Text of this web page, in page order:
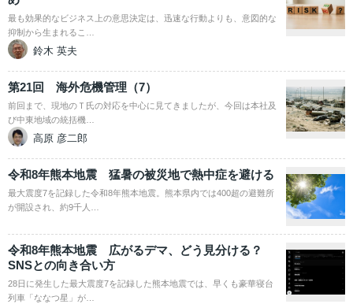
最も効果的なビジネス上の意思決定は、迅速な行動よりも、意図的な
抑制から生まれるこ…
鈴木 英夫
第21回 海外危機管理（7）
前回まで、現地のＴ氏の対応を中心に見てきましたが、今回は本社及
び中東地域の統括機…
高原 彦二郎
令和8年熊本地震 猛暑の被災地で熱中症を避ける
最大震度7を記録した令和8年熊本地震。熊本県内では400超の避難所
が開設され、約9千人…
令和8年熊本地震 広がるデマ、どう見分ける？
SNSとの向き合い方
28日に発生した最大震度7を記録した熊本地震では、早くも豪華寝台
列車「ななつ星」が…